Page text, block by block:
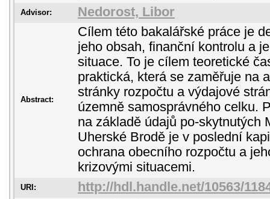
Advisor: Nedorost, Libor
Abstract:
Cílem této bakalářské práce je
jeho obsah, finanční kontrolu a
situace. To je cílem teoretické
praktická, která se zaměřuje na
stránky rozpočtu a výdajové
územně samosprávného celku.
na základě údajů po-skytnutých
Uherské Brodě je v poslední
ochrana obecního rozpočtu a
krizovými situacemi.
URI: http://hdl.handle.net/10563/